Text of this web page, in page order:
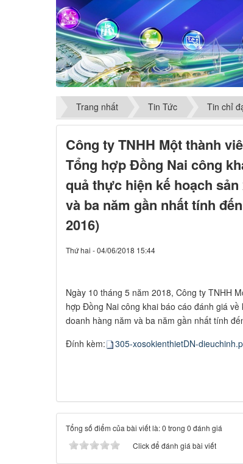
Trang nhất Tin Tức Tin chỉ
Công ty TNHH Một thành
Tổng hợp Đồng Nai công
quả thực hiện kế hoạch
và ba năm gần nhất tính
2016)
Thứ hai - 04/06/2018 15:44
​Ngày 10 tháng 5 năm 2018, Công ty TNHH
hợp Đồng Nai công khai báo cáo đánh giá
doanh hàng năm và ba năm gần nhất tính
Đính kèm:
305-xosokienthietDN-
Tổng số điểm của bài viết là: 0 trong 0 đánh giá
Click để đánh giá bài viết